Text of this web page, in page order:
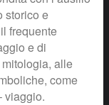
storico e
frequente
e di
alle
come
viaggio.